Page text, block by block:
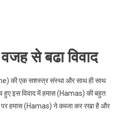
से बढा विवाद
की एक सशस्त्र संस्था और साथ ही साथ
हुए इस विवाद में हमास (Hamas) की बहुत
पर हमास (Hamas) ने कब्जा कर रखा है और